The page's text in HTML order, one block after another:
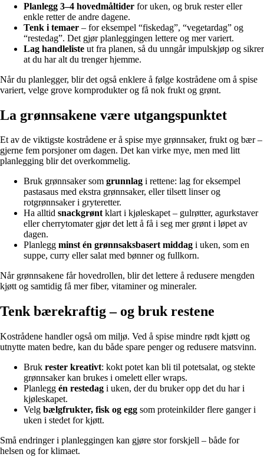
Planlegg 3–4 hovedmåltider for uken, og bruk rester eller
enkle retter de andre dagene.
Tenk i temaer – for eksempel “fiskedag”, “vegetardag” og
“restedag”. Det gjør planleggingen lettere og mer variert.
Lag handleliste ut fra planen, så du unngår impulskjøp og sikrer
at du har alt du trenger hjemme.
Når du planlegger, blir det også enklere å følge kostrådene om å spise
variert, velge grove kornprodukter og få nok frukt og grønt.
La grønnsakene være utgangspunktet
Et av de viktigste kostrådene er å spise mye grønnsaker, frukt og bær –
gjerne fem porsjoner om dagen. Det kan virke mye, men med litt
planlegging blir det overkommelig.
Bruk grønnsaker som grunnlag i rettene: lag for eksempel
pastasaus med ekstra grønnsaker, eller tilsett linser og
rotgrønnsaker i gryteretter.
Ha alltid snackgrøntklart i kjøleskapet – gulrøtter, agurkstaver
eller cherrytomater gjør det lett å få i seg mer grønt i løpet av
dagen.
Planlegg minst én grønnsaksbasert middag i uken, som en
suppe, curry eller salat med bønner og fullkorn.
Når grønnsakene får hovedrollen, blir det lettere å redusere mengden
kjøtt og samtidig få mer fiber, vitaminer og mineraler.
Tenk bærekraftig – og bruk restene
Kostrådene handler også om miljø. Ved å spise mindre rødt kjøtt og
utnytte maten bedre, kan du både spare penger og redusere matsvinn.
Bruk rester kreativt: kokt potet kan bli til potetsalat, og stekte
grønnsaker kan brukes i omelett eller wraps.
Planlegg én restedag i uken, der du bruker opp det du har i
kjøleskapet.
Velg bælgfrukter, fisk og egg som proteinkilder flere ganger i
uken i stedet for kjøtt.
Små endringer i planleggingen kan gjøre stor forskjell – både for
helsen og for klimaet.